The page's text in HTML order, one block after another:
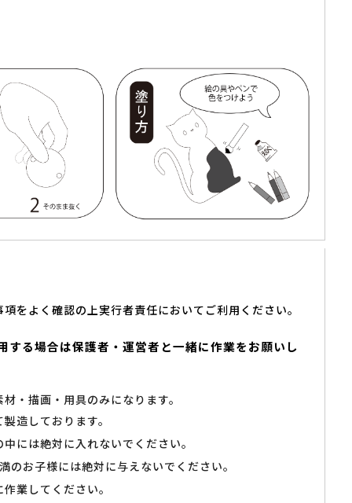
をよく確認の上実行者責任においてご利用ください。
する場合は保護者・運営者と一緒に作業をお願いし
・描画・用具のみになります。
造しております。
には絶対に入れないでください。
のお子様には絶対に与えないでください。
業してください。